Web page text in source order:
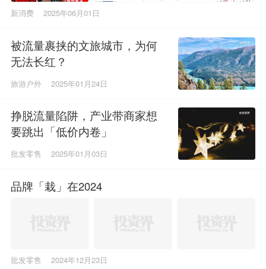
新消费 2025年06月01日
被流量裹挟的文旅城市，为何
无法长红？
旅游户外 2025年01月24日
挣脱流量陷阱，产业带商家想
要跳出「低价内卷」
批发零售 2025年01月03日
品牌「栽」在2024
批发零售 2024年12月23日